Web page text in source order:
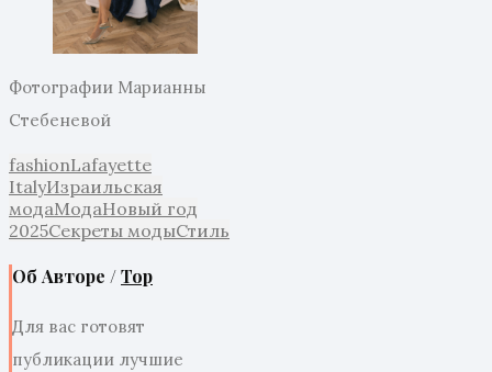
Фотографии Марианны
Стебеневой
fashionLafayette
ItalyИзраильская
модаМодаНовый год
2025Секреты модыСтиль
Об Авторе /Top
Для вас готовят
публикации лучшие